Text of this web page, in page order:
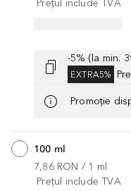
Prețul include TVA
-5% (la min.
EXTRA5%
Promoție
100 ml
7,86 RON / 1 ml
Prețul include TVA